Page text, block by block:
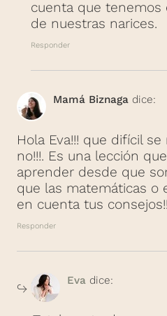
cuenta que tenemos
de nuestras narices.
Responder
Mamá Biznaga dice:
Hola Eva!!! que difícil
no!!!. Es una lección
aprender desde que
que las matemáticas o
en cuenta tus
Responder
Eva dice: